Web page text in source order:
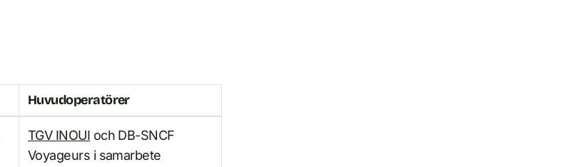
Huvudoperatörer
TGV INOUI och DB-SNCF
Voyageurs i samarbete